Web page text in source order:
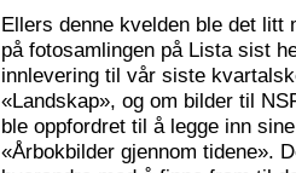
Ellers denne kvelden ble det litt
på fotosamlingen på Lista sist
innlevering til vår siste
«Landskap», og om bilder til
ble oppfordret til å legge inn
«Årbokbilder gjennom tidene».